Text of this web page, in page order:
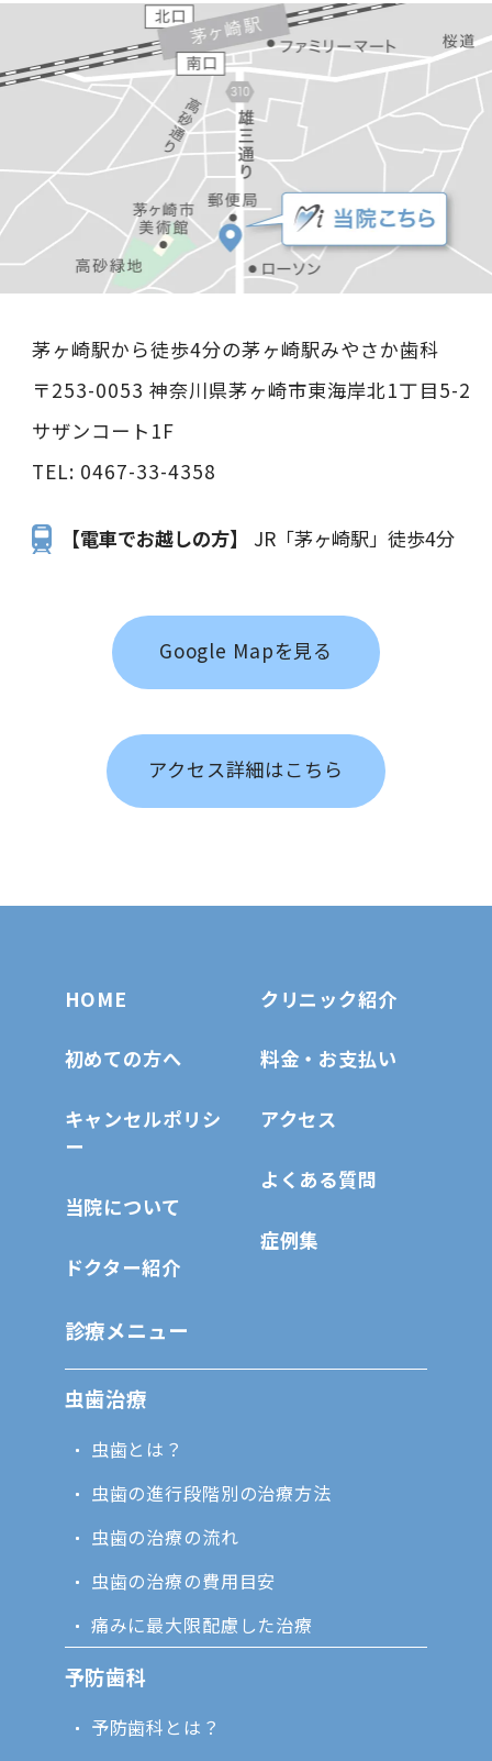
茅ヶ崎駅から徒歩4分の茅ヶ崎駅みやさか歯科
〒253-0053 神奈川県茅ヶ崎市東海岸北1丁目5-2
サザンコート1F
TEL: 0467-33-4358
【電車でお越しの方】 JR「茅ヶ崎駅」徒歩4分
Google Mapを見る
アクセス詳細はこちら
HOME
初めての方へ
キャンセルポリシ
ー
当院について
ドクター紹介
クリニック紹介
料金・お支払い
アクセス
よくある質問
症例集
診療メニュー
虫歯治療
虫歯とは？
虫歯の進行段階別の治療方法
虫歯の治療の流れ
虫歯の治療の費用目安
痛みに最大限配慮した治療
予防歯科
予防歯科とは？